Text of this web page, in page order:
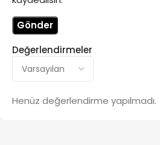
Değerlendirmeler
Henüz değerlendirme yapılmadı.